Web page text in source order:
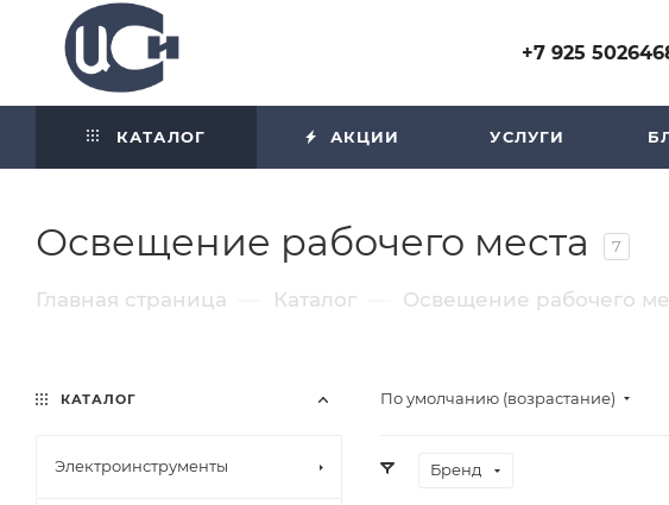
+7 925
КАТАЛОГ АКЦИИ УСЛУГИ
Освещение рабочего места 7
Главная страница Каталог Освещение рабочего
По умолчанию (возрастание)
Бренд
КАТАЛОГ
Электроинструменты